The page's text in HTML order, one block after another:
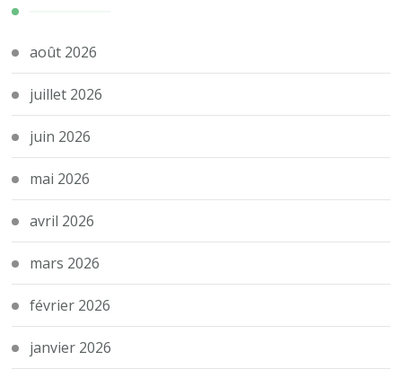
août 2026
juillet 2026
juin 2026
mai 2026
avril 2026
mars 2026
février 2026
janvier 2026